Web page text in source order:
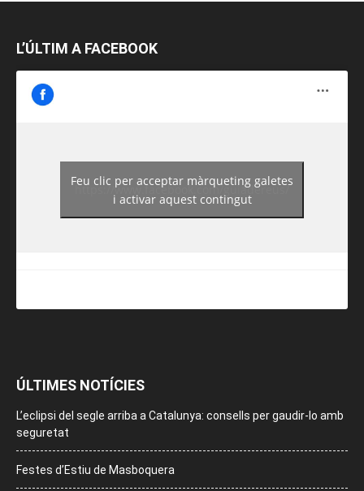
L’ÚLTIM A FACEBOOK
https://www.facebook.com/guiadereus/
Feu clic per acceptar màrqueting galetes
i activar aquest contingut
ÚLTIMES NOTÍCIES
L’eclipsi del segle arriba a Catalunya: consells per gaudir-lo amb
seguretat
Festes d’Estiu de Masboquera